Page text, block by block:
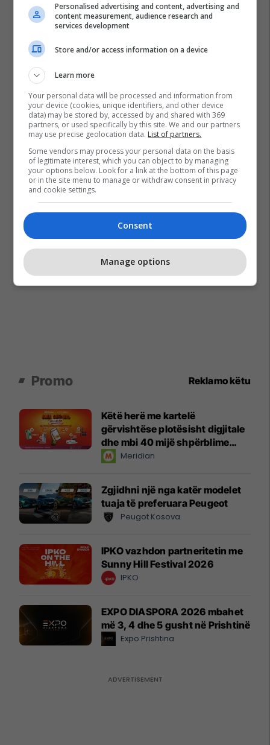
Promo Reklamo këtu
Këtë herë me kartelë
gërvishtëse plotësisht digjitale
dhe mbi 40 mijë shpërblime
instant!Meridian
Zgjidhni një nga katër modelet
tuaja të preferuara Peugeot
Peugot Kosova
IPKO vazhdon partneritetin me
Sunny Hill Festival 2026
IPKO
EXPO DIASPORA 2026 mbahet
më 3, 4 dhe 5 gusht në Prishtinë
Expo Prishtina
Personalised advertising and content, advertising and
content measurement, audience research and
services development
Store and/or access information on a device
Learn more
Your personal data will be processed and information from
your device (cookies, unique identifiers, and other device
data) may be stored by, accessed by and shared with 369
partners, or used specifically by this site. We and our partners
may use precise geolocation data. List of partners.
Some vendors may process your personal data on the basis
of legitimate interest, which you can object to by managing
your options below. Look for a link at the bottom of this page
or in the site menu to manage or withdraw consent in privacy
and cookie settings.
Consent
Manage options